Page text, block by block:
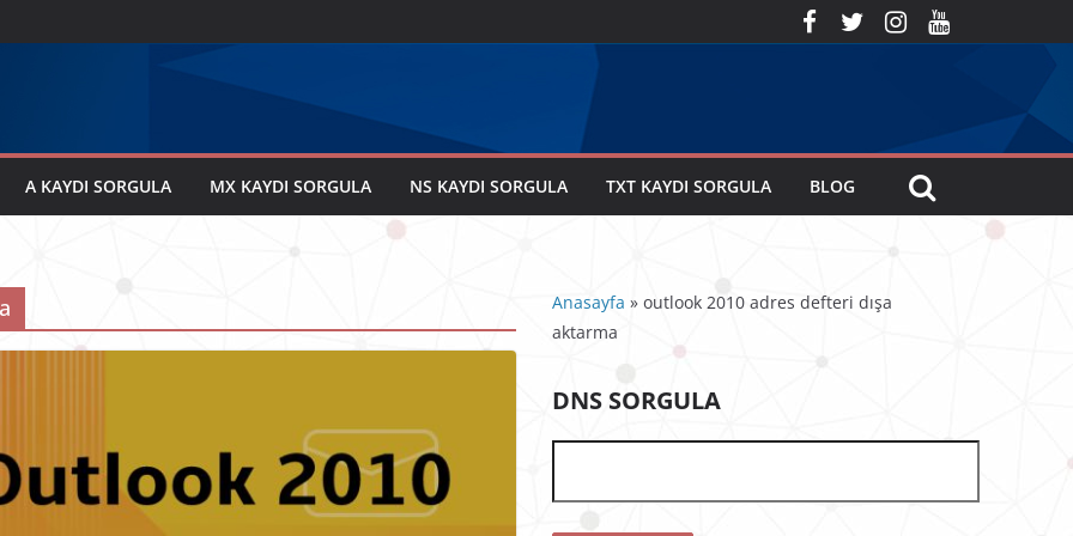
A KAYDI SORGULA MX KAYDI SORGULA NS KAYDI SORGULA TXT KAYDI SORGULA BLOG
Anasayfa » outlook 2010 adres defteri dışa
aktarma
DNS SORGULA